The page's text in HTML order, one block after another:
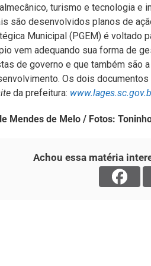
turismo e tecnologia e
são desenvolvidos planos de
Municipal (PGEM) é voltado
vem adequando sua forma de
de governo e que também são
Os dois
da prefeitura:
Mendes de Melo / Fotos:
Achou essa matéria